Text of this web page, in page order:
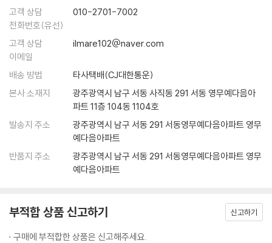
저는 공부할 때 공부하는 책 말고는 책상 위에서 다 치워요. 이것저것 많으
면 자꾸 신경에 거슬려서 집중이 안되기도 하고, 나도 모르게 괜히 한번 만
져보다가 딴 짓을 하게 되거든요. 그래서 책이랑 필요한 것 말고는 아예 책
상에 안 둔답니다. 책상을 깨끗이 해보세요. 공부가 더 잘될 거예요.
--- pp 46
고객 상담
전화번호(유선)
010-2701-7002
고객 상담
이메일
ilmare102@naver.com
배송 방법
타사택배(CJ대한통운)
본사 소재지
광주광역시 남구 서동 사직동 291 서동 영무예다음아
파트 11층 104동 1104호
발송지 주소
광주광역시 남구 서동 291 서동영무예다음아파트 영무
예다음아파트
반품지 주소
광주광역시 남구 서동 291 서동영무예다음아파트 영무
예다음아파트
부적합 상품 신고하기 신고하기
구매에 부적합한 상품은 신고해주세요.